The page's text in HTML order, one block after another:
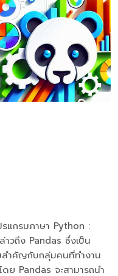
แกรมภาษา Python :
วถึง Pandas ซึ่งเป็น
ำคัญกับกลุ่มคนที่ทำงาน
ย Pandas จะสามารถนำ